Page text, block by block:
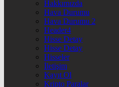
Hakkımızda
Hava Durumu
Hava Durumu 2
Header4
Hisse Detay
Hisse Detay
Hisseler
İletişim
Kayıt Ol
Kripto Paralar